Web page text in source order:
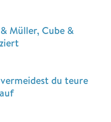
Müller, Cube &
du teure